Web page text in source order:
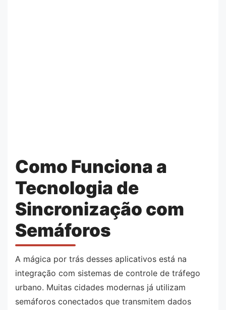
Como Funciona a
Tecnologia de
Sincronização com
Semáforos
A mágica por trás desses aplicativos está na
integração com sistemas de controle de tráfego
urbano. Muitas cidades modernas já utilizam
semáforos conectados que transmitem dados